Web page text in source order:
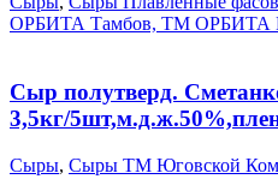
ОРБИТА Тамбов, ТМ ОРБИТА
Сыр полутверд.
3,5кг/
Сыры, Сыры ТМ Юговской